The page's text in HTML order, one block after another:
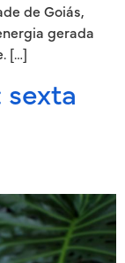
de Goiás,
gerada
[…]
sexta